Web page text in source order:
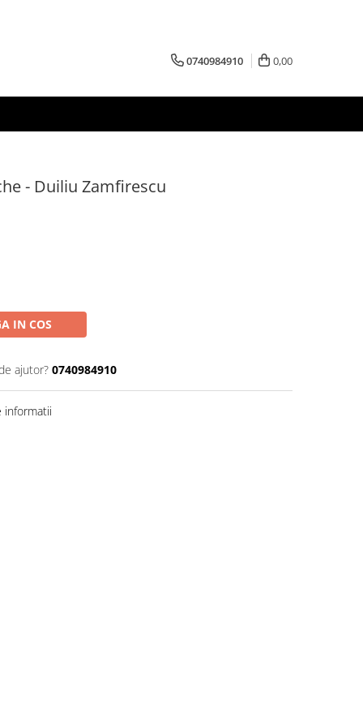
0740984910 0,00
- Duiliu Zamfirescu
IN COS
ajutor? 0740984910
informatii